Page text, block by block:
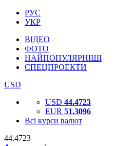
РУС
УКР
ВІДЕО
ФОТО
НАЙПОПУЛЯРНІШІ
СПЕЦПРОЕКТИ
USD
USD 44.4723
EUR 51.3096
Всі курси валют
44.4723